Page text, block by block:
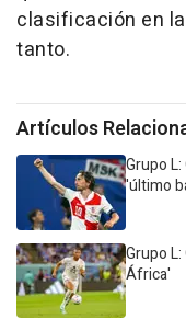
clasificación en
tanto.
Artículos
Grupo
'último
Grupo
África'